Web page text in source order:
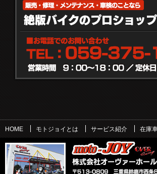
HOME モトジョイとは サービス紹介 在庫